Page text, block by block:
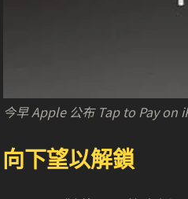
今早 Apple 公布 Tap to Pay on
向下望以解鎖